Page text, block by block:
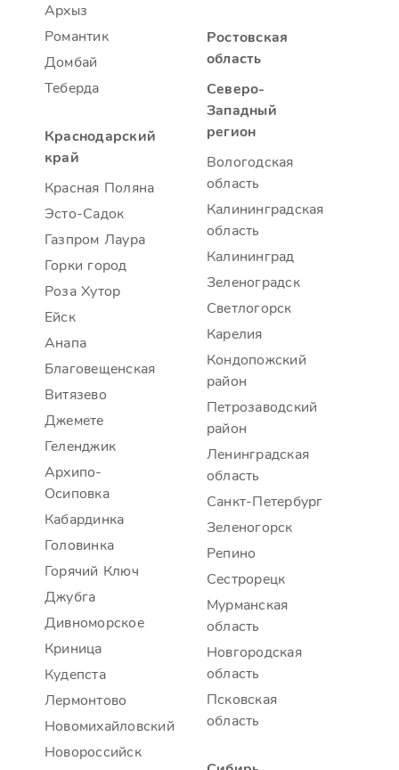
Архыз
Романтик
Домбай
Теберда
Краснодарский
край
Красная Поляна
Эсто-Садок
Газпром Лаура
Горки город
Роза Хутор
Ейск
Анапа
Благовещенская
Витязево
Джемете
Геленджик
Архипо-
Осиповка
Кабардинка
Головинка
Горячий Ключ
Джубга
Дивноморское
Криница
Кудепста
Лермонтово
Новомихайловский
Новороссийск
Ростовская
область
Северо-
Западный
регион
Вологодская
область
Калининградская
область
Калининград
Зеленоградск
Светлогорск
Карелия
Кондопожский
район
Петрозаводский
район
Ленинградская
область
Санкт-Петербург
Зеленогорск
Репино
Сестрорецк
Мурманская
область
Новгородская
область
Псковская
область